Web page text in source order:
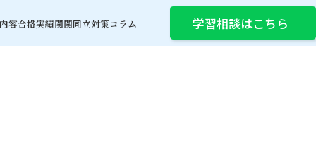
容合格実績関関同立対策コラム 学習相談はこちら